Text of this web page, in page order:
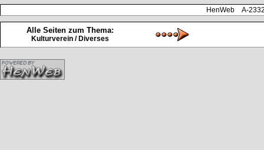
HenWeb A-
Alle Seiten zum Thema:
Kulturverein / Diverses